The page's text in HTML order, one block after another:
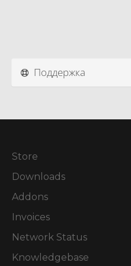
Поддержка
Store
Downloads
Addons
Invoices
Network Status
Knowledgebase